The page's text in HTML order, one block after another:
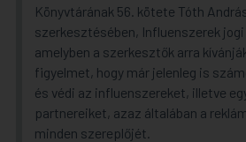
Könyvtárának 56. kötete Tóth
szerkesztésében, Influenszerek
amelyben a szerkesztők arra
figyelmet, hogy már jelenleg is
és védi az influenszereket, illetve
partnereiket, azaz általában a
minden szereplőjét.